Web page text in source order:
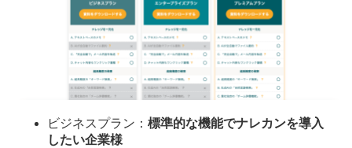
ビジネスプラン： 標準的な機能でナレカンを導入
したい企業様